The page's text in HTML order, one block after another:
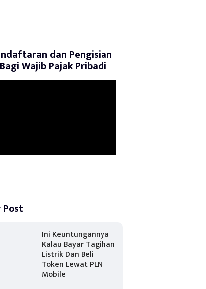
dan Pengisian
Wajib Pajak Pribadi
Post
Ini Keuntungannya
Kalau Bayar Tagihan
Listrik Dan Beli
Token Lewat PLN
Mobile